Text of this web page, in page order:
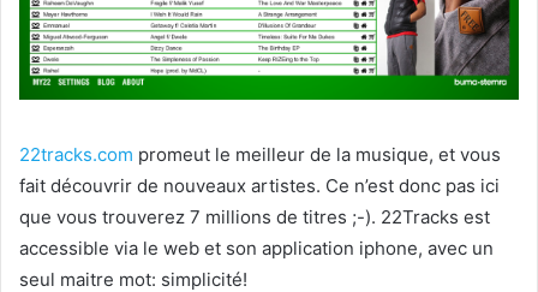
22tracks.com promeut le meilleur de la musique, et vous
fait découvrir de nouveaux artistes. Ce n’est donc pas ici
que vous trouverez 7 millions de titres ;-). 22Tracks est
accessible via le web et son application iphone, avec un
seul maitre mot: simplicité!